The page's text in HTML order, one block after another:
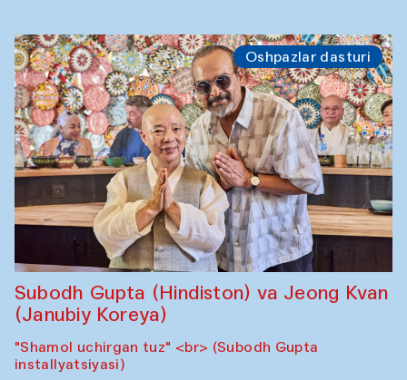
Oshpazlar dasturi
Subodh Gupta (Hindiston) va Jeong Kvan
(Janubiy Koreya)
"Shamol uchirgan tuz" <br> (Subodh Gupta
installyatsiyasi)